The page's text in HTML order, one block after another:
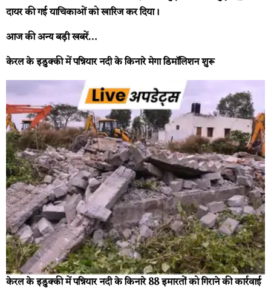
दायर की गई याचिकाओं को खारिज कर दिया।
आज की अन्य बड़ी खबरें…
केरल के इडुक्की में पन्नियार नदी के किनारे मेगा डिमॉलिशन शुरू
केरल के इडुक्की में पन्नियार नदी के किनारे 88 इमारतों को गिराने की कार्रवाई